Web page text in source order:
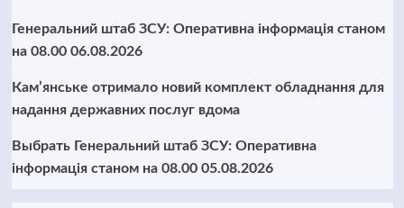
Генеральний штаб ЗСУ: Оперативна інформація станом
на 08.00 06.08.2026
Кам’янське отримало новий комплект обладнання для
надання державних послуг вдома
Выбрать Генеральний штаб ЗСУ: Оперативна
інформація станом на 08.00 05.08.2026